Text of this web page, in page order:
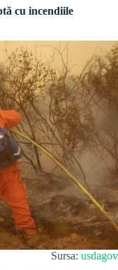
cu incendiile
Sursa: usdagov